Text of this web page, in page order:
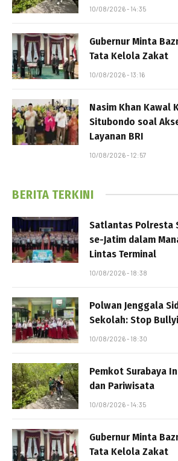
10/08/2026 - 14:35
Gubernur Minta
Tata Kelola Zakat
10/08/2026 - 13:16
Nasim Khan Kawal
Situbondo soal
Layanan BRI
10/08/2026 - 12:57
BERITA TERKINI
Satlantas Polresta
se-Jatim dalam
Lintas Terminal
10/08/2026 - 18:38
Polwan Jenggala
Sekolah: Stop
10/08/2026 - 18:30
Pemkot Surabaya
dan Pariwisata
10/08/2026 - 14:35
Gubernur Minta
Tata Kelola Zakat